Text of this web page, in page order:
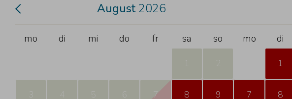
August 2026
mo di mi do fr sa so
1 2
3 4 5 6 7 8 9
mo di
1
7 8